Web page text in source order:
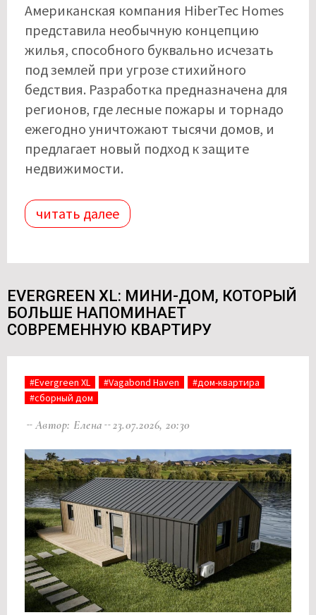
Американская компания HiberTec Homes
представила необычную концепцию
жилья, способного буквально исчезать
под землей при угрозе стихийного
бедствия. Разработка предназначена для
регионов, где лесные пожары и торнадо
ежегодно уничтожают тысячи домов, и
предлагает новый подход к защите
недвижимости.
читать далее
EVERGREEN XL: МИНИ-ДОМ, КОТОРЫЙ
БОЛЬШЕ НАПОМИНАЕТ
СОВРЕМЕННУЮ КВАРТИРУ
#Evergreen XL #Vagabond Haven
#дом-квартира
#сборный дом
Автор: Елена 23.07.2026, 20:30